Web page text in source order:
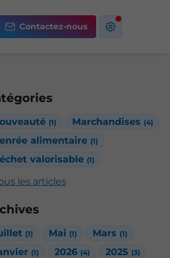
Contactez-nous
(1) Marchandises (4)
alimentaire (1)
valorisable (1)
les articles
(1) Mai (1) Mars (1)
(1) 2026 (4) 2025 (3)